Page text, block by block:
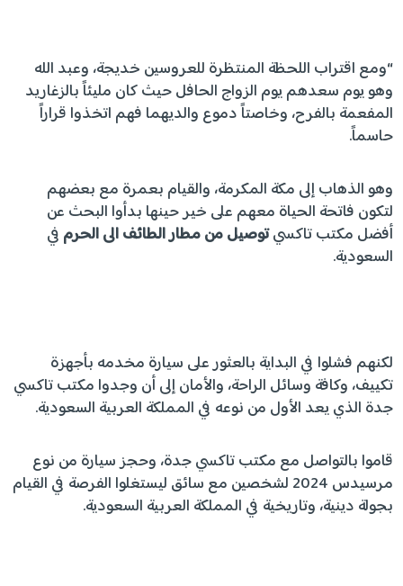
“ومع اقتراب اللحظة المنتظرة للعروسين خديجة، وعبد الله
وهو يوم سعدهم يوم الزواج الحافل حيث كان مليئاً بالزغاريد
المفعمة بالفرح، وخاصتاً دموع والديهما فهم اتخذوا قراراً
حاسماً.
وهو الذهاب إلى مكة المكرمة، والقيام بعمرة مع بعضهم
لتكون فاتحة الحياة معهم على خير حينها بدأوا البحث عن
أفضل مكتب تاكسيتوصيل من مطار الطائف الى الحرم في
السعودية.
لكنهم فشلوا في البداية بالعثور على سيارة مخدمه بأجهزة
تكييف، وكافة وسائل الراحة، والأمان إلى أن وجدوا مكتب تاكسي
جدة الذي يعد الأول من نوعه في المملكة العربية السعودية.
قاموا بالتواصل مع مكتب تاكسي جدة، وحجز سيارة من نوع
مرسيدس 2024 لشخصين مع سائق ليستغلوا الفرصة في القيام
بجولة دينية، وتاريخية في المملكة العربية السعودية.